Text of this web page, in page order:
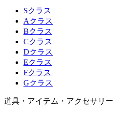
Sクラス
Aクラス
Bクラス
Cクラス
Dクラス
Eクラス
Fクラス
Gクラス
道具・アイテム・アクセサリー